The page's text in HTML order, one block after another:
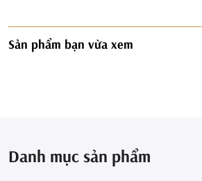
Sản phẩm bạn vừa xem
Danh mục sản phẩm